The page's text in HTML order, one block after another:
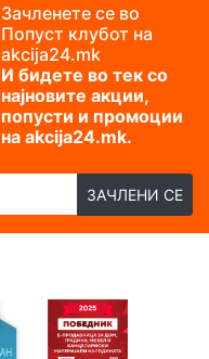
Зачленете се во
Попуст клубот на
akcija24.mk
И бидете во тек со
најновите акции,
попусти и промоции
на akcija24.mk.
ЗАЧЛЕНИ СЕ